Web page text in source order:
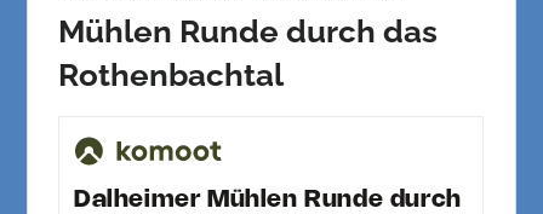
Mühlen Runde durch das
Rothenbachtal